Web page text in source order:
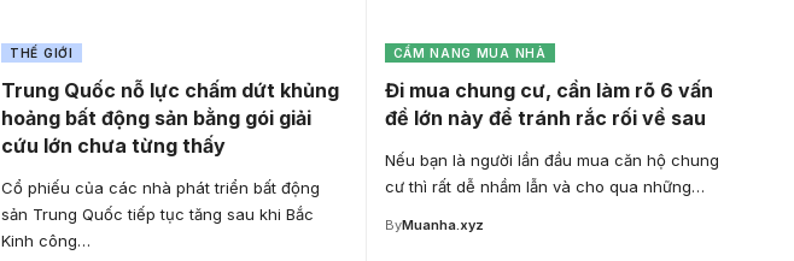
THẾ GIỚI
Trung Quốc nỗ lực chấm dứt khủng
hoảng bất động sản bằng gói giải
cứu lớn chưa từng thấy
Cổ phiếu của các nhà phát triển bất động
sản Trung Quốc tiếp tục tăng sau khi Bắc
Kinh công…
CẨM NANG MUA NHÀ
Đi mua chung cư, cần làm rõ 6 vấn
đề lớn này để tránh rắc rối về sau
Nếu bạn là người lần đầu mua căn hộ chung
cư thì rất dễ nhầm lẫn và cho qua những…
ByMuanha.xyz